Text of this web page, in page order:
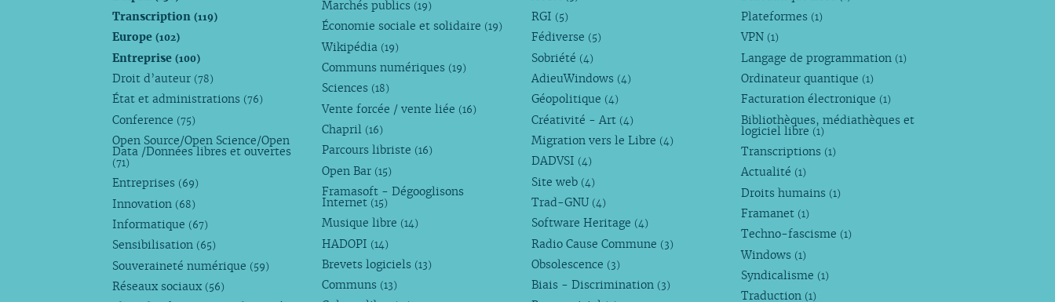
Transcription(119)
Europe(102)
Entreprise(100)
Droit d’auteur (78)
État et administrations (76)
Conference (75)
Open Source/Open Science/Open
Data /Données libres et ouvertes
(71)
Entreprises (69)
Innovation (68)
Informatique (67)
Sensibilisation (65)
Souveraineté numérique (59)
Réseaux sociaux (56)
Marchés publics (19)
Économie sociale et solidaire (19)
Wikipédia (19)
Communs numériques (19)
Sciences (18)
Vente forcée / vente liée (16)
Chapril (16)
Parcours libriste (16)
Open Bar (15)
Framasoft - Dégooglisons
Internet (15)
Musique libre (14)
HADOPI (14)
Brevets logiciels (13)
Communs (13)
RGI (5)
Fédiverse (5)
Sobriété (4)
AdieuWindows (4)
Géopolitique (4)
Créativité - Art (4)
Migration vers le Libre (4)
DADVSI (4)
Site web (4)
Trad-GNU (4)
Software Heritage (4)
Radio Cause Commune (3)
Obsolescence (3)
Biais - Discrimination (3)
Plateformes (1)
VPN (1)
Langage de programmation (1)
Ordinateur quantique (1)
Facturation électronique (1)
Bibliothèques, médiathèques et
logiciel libre (1)
Transcriptions (1)
Actualité (1)
Droits humains (1)
Framanet (1)
Techno-fascisme (1)
Windows (1)
Syndicalisme (1)
Traduction (1)